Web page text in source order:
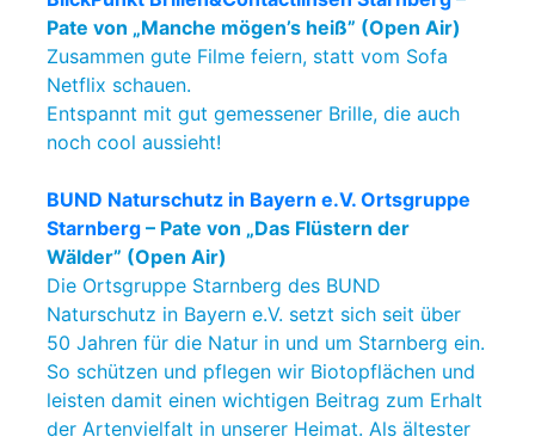
Pate von „Manche mögen’s heiß” (Open Air)
Zusammen gute Filme feiern, statt vom Sofa
Netflix schauen.
Entspannt mit gut gemessener Brille, die auch
noch cool aussieht!
BUND Naturschutz in Bayern e.V. Ortsgruppe
Starnberg – Pate von „Das Flüstern der
Wälder” (Open Air)
Die Ortsgruppe Starnberg des BUND
Naturschutz in Bayern e.V. setzt sich seit über
50 Jahren für die Natur in und um Starnberg ein.
So schützen und pflegen wir Biotopflächen und
leisten damit einen wichtigen Beitrag zum Erhalt
der Artenvielfalt in unserer Heimat. Als ältester